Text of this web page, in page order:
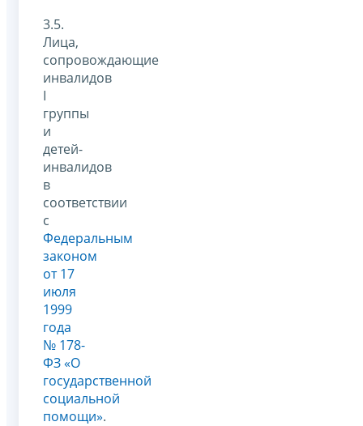
3.5.
Лица,
сопровождающие
инвалидов
I
группы
и
детей-
инвалидов
в
соответствии
с
Федеральным
законом
от 17
июля
1999
года
№ 178-
ФЗ «О
государственной
социальной
помощи».